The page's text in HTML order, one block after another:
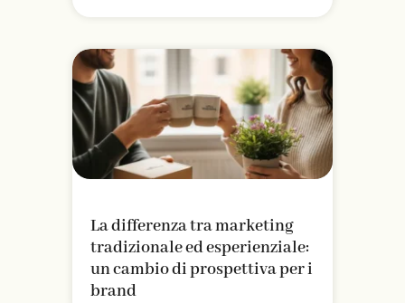
La differenza tra marketing
tradizionale ed esperienziale:
un cambio di prospettiva per i
brand